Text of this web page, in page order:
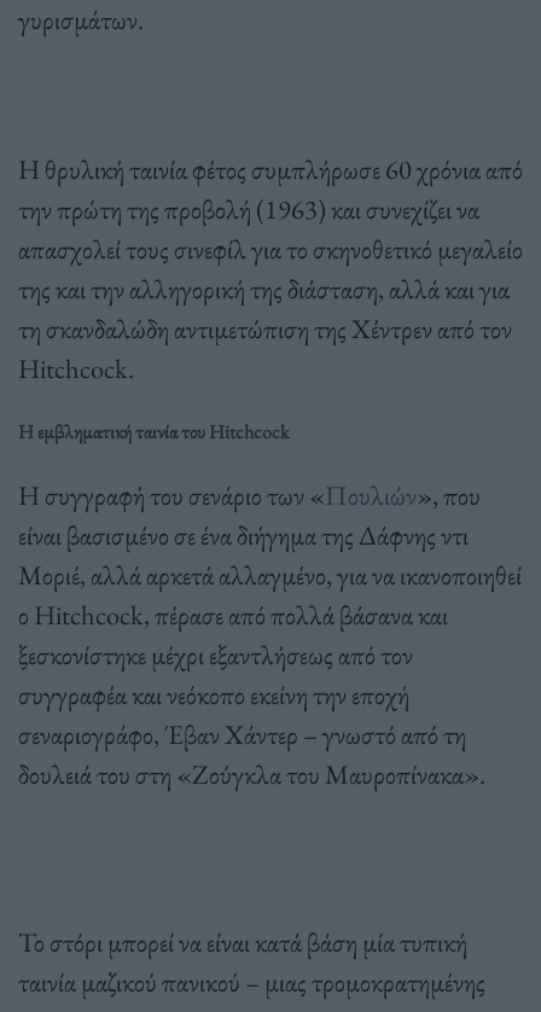
γυρισμάτων.
Η θρυλική ταινία φέτος συμπλήρωσε 60 χρόνια από
την πρώτη της προβολή (1963) και συνεχίζει να
απασχολεί τους σινεφίλ για το σκηνοθετικό μεγαλείο
της και την αλληγορική της διάσταση, αλλά και για
τη σκανδαλώδη αντιμετώπιση της Χέντρεν από τον
Hitchcock.
Η εμβληματική ταινία του Hitchcock
Η συγγραφή του σενάριο των «Πουλιών», που
είναι βασισμένο σε ένα διήγημα της Δάφνης ντι
Μοριέ, αλλά αρκετά αλλαγμένο, για να ικανοποιηθεί
ο Hitchcock, πέρασε από πολλά βάσανα και
ξεσκονίστηκε μέχρι εξαντλήσεως από τον
συγγραφέα και νεόκοπο εκείνη την εποχή
σεναριογράφο, Έβαν Χάντερ – γνωστό από τη
δουλειά του στη «Ζούγκλα του Μαυροπίνακα».
Το στόρι μπορεί να είναι κατά βάση μία τυπική
ταινία μαζικού πανικού – μιας τρομοκρατημένης